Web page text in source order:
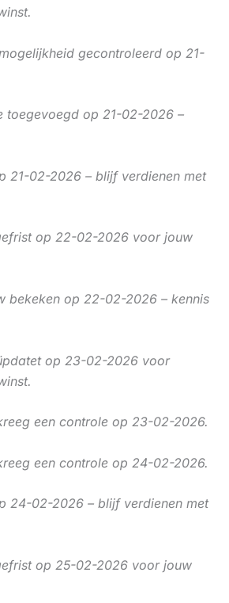
gecontroleerd op 21-
toegevoegd op 21-02-2026 –
21-02-2026 – blijf verdienen met
op 22-02-2026 voor jouw
bekeken op 22-02-2026 – kennis
op 23-02-2026 voor
een controle op 23-02-2026.
een controle op 24-02-2026.
24-02-2026 – blijf verdienen met
op 25-02-2026 voor jouw